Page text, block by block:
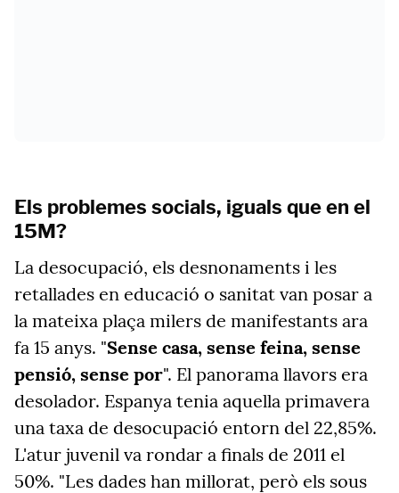
Els problemes socials, iguals que en el
15M?
La desocupació, els desnonaments i les
retallades en educació o sanitat van posar a
la mateixa plaça milers de manifestants ara
fa 15 anys. "Sense casa, sense feina, sense
pensió, sense por". El panorama llavors era
desolador. Espanya tenia aquella primavera
una taxa de desocupació entorn del 22,85%.
L'atur juvenil va rondar a finals de 2011 el
50%. "Les dades han millorat, però els sous